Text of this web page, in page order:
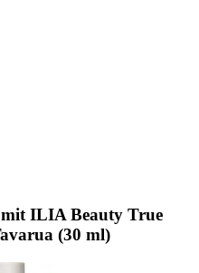
ILIA Beauty True
(30 ml)